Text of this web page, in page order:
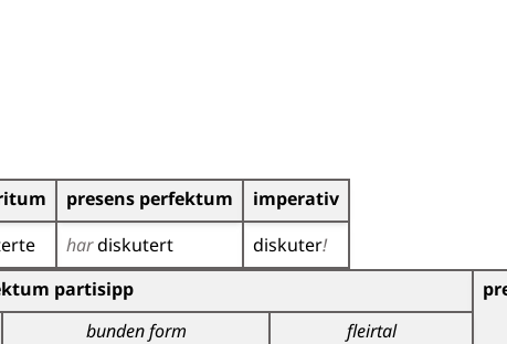
presens perfektum
imperativ
hardiskutert diskuter!
partisipp
bunden form fleirtal